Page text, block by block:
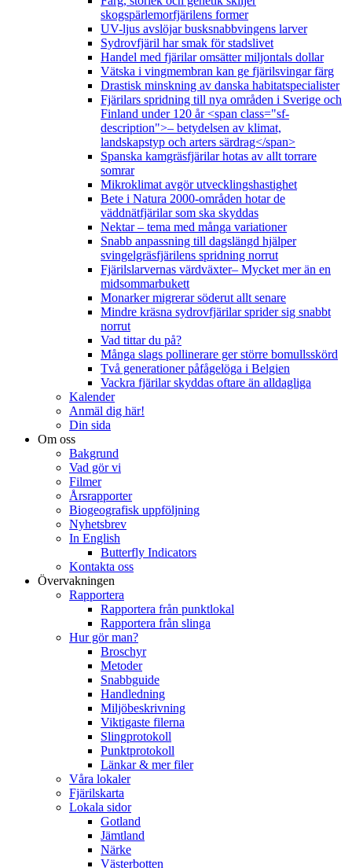
skogspärlemorfjärilens former
UV-ljus avslöjar busksnabbvingens larver
Sydrovfjäril har smak för stadslivet
Handel med fjärilar omsätter miljontals dollar
Vätska i vingmembran kan ge fjärilsvingar färg
Drastisk minskning av danska habitatspecialister
Fjärilars spridning till nya områden i Sverige och
Finland under 120 år <span class="sf-
description">– betydelsen av klimat,
landskapstyp och arters särdrag</span>
Spanska kamgräsfjärilar hotas av allt torrare
somrar
Mikroklimat avgör utvecklingshastighet
Bete i Natura 2000-områden hotar de
väddnätfjärilar som ska skyddas
Nektar – tema med många variationer
Snabb anpassning till dagslängd hjälper
svingelgräsfjärilens spridning norrut
Fjärilslarvernas värdväxter– Mycket mer än en
midsommarbukett
Monarker migrerar söderut allt senare
Mindre kräsna sydrovfjärilar sprider sig snabbt
norrut
Vad tittar du på?
Många slags pollinerare ger större bomullsskörd
Två generationer påfågelöga i Belgien
Vackra fjärilar skyddas oftare än alldagliga
Kalender
Anmäl dig här!
Din sida
Om oss
Bakgrund
Vad gör vi
Filmer
Årsrapporter
Biogeografisk uppföljning
Nyhetsbrev
In English
Butterfly Indicators
Kontakta oss
Övervakningen
Rapportera
Rapportera från punktlokal
Rapportera från slinga
Hur gör man?
Broschyr
Metoder
Snabbguide
Handledning
Miljöbeskrivning
Viktigaste filerna
Slingprotokoll
Punktprotokoll
Länkar & mer filer
Våra lokaler
Fjärilskarta
Lokala sidor
Gotland
Jämtland
Närke
Västerbotten